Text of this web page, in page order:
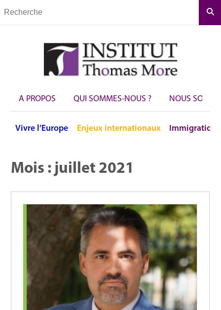
A PROPOS QUI SOMMES-NOUS ? NOUS
Vivre l’Europe Enjeux internationaux Immigration
Mois : juillet 2021